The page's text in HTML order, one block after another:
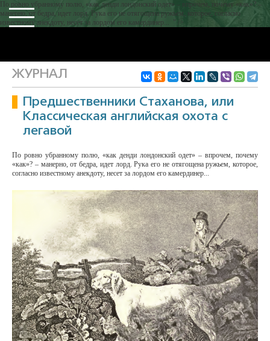
По ровно убранному полю, «как денди лондонский одет» – впрочем, почему «как»? –
манерно, от бедра, идет лорд. Рука его не отягощена ружьем, которое, согласно
известному анекдоту, несет за лордом его камердинер... " />
ЖУРНАЛ
Предшественники Стаханова, или
Классическая английская охота с
легавой
По ровно убранному полю, «как денди лондонский одет» – впрочем, почему
«как»? – манерно, от бедра, идет лорд. Рука его не отягощена ружьем, которое,
согласно известному анекдоту, несет за лордом его камердинер...